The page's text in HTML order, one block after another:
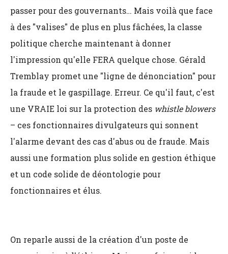
passer pour des gouvernants… Mais voilà que face
à des "valises" de plus en plus fâchées, la classe
politique cherche maintenant à donner
l'impression qu'elle FERA quelque chose. Gérald
Tremblay promet une "ligne de dénonciation" pour
la fraude et le gaspillage. Erreur. Ce qu'il faut, c'est
une VRAIE loi sur la protection des whistle blowers
– ces fonctionnaires divulgateurs qui sonnent
l'alarme devant des cas d'abus ou de fraude. Mais
aussi une formation plus solide en gestion éthique
et un code solide de déontologie pour
fonctionnaires et élus.
On reparle aussi de la création d'un poste de